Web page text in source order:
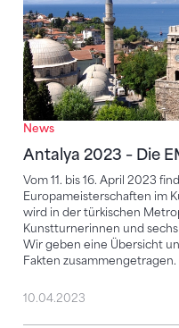
News
Antalya 2023 – Die
Vom 11. bis 16. April 2023
Europameisterschaften im
wird in der türkischen
Kunstturnerinnen und
Wir geben eine Übersicht
Fakten zusammengetragen.
10.04.2023